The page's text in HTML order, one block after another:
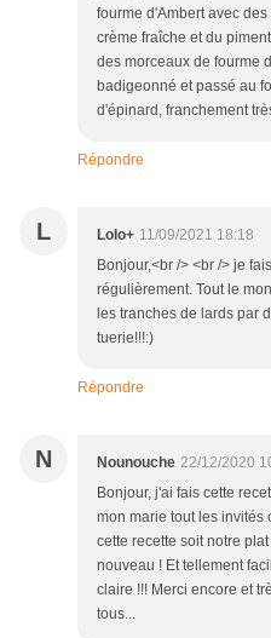
fourme d'Ambert avec
crème fraîche et du
des morceaux de fourme
badigeonné et passé au
d'épinard, franchement
Répondre
L Lolo+ 11/09/2021 18:18
Bonjour,<br /> <br /> je
régulièrement. Tout le
les tranches de lards par
tuerie!!!:)
Répondre
N Nounouche 22/12/2020
Bonjour, j'ai fais cette
mon marie tout les invités
cette recette soit notre
nouveau ! Et tellement
claire !!! Merci encore et
tous...